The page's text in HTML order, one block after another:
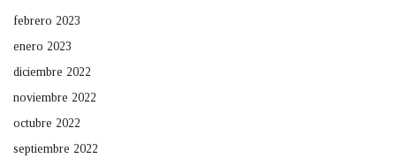
febrero 2023
enero 2023
diciembre 2022
noviembre 2022
octubre 2022
septiembre 2022